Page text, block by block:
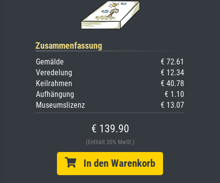
Zusammenfassung
Gemälde
€ 72.61
Veredelung
€ 12.34
Keilrahmen
€ 40.78
Aufhängung
€ 1.10
Museumslizenz
€ 13.07
€ 139.90
(Enthält 20% MwSt.)
In den Warenkorb